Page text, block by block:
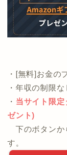
・[無料]お金の
・当サイト限